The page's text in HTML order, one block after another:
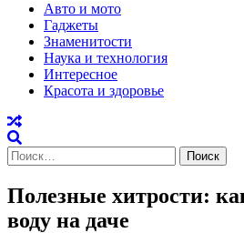
Авто и мото
Гаджеты
Знаменитости
Наука и технология
Интересное
Красота и здоровье
Найти:
Полезные хитрости:
воду на даче